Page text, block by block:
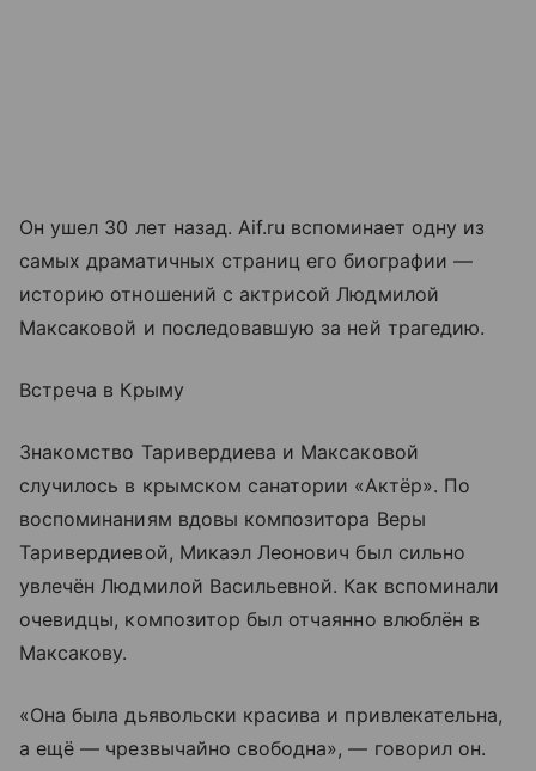
Он ушел 30 лет назад. Aif.ru вспоминает одну из
самых драматичных страниц его биографии —
историю отношений с актрисой Людмилой
Максаковой и последовавшую за ней трагедию.
Встреча в Крыму
Знакомство Таривердиева и Максаковой
случилось в крымском санатории «Актёр». По
воспоминаниям вдовы композитора Веры
Таривердиевой, Микаэл Леонович был сильно
увлечён Людмилой Васильевной. Как вспоминали
очевидцы, композитор был отчаянно влюблён в
Максакову.
«Она была дьявольски красива и привлекательна,
а ещё — чрезвычайно свободна», — говорил он.